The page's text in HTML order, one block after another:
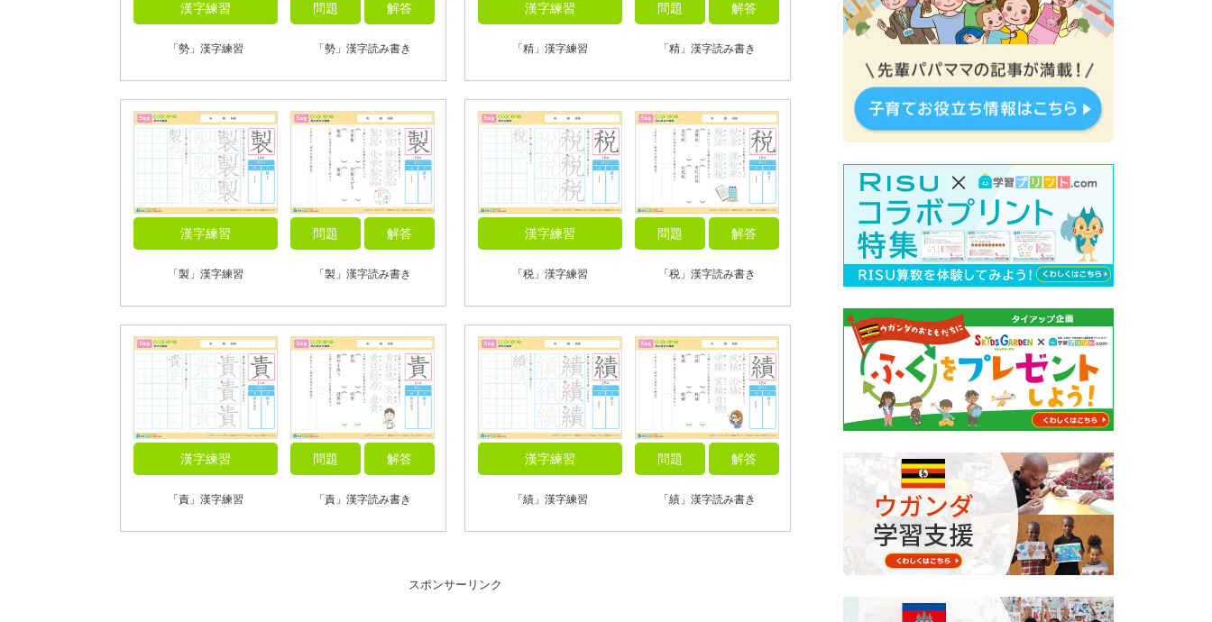
漢字練習
「勢」漢字練習
問題 解答
「勢」漢字読み書き
漢字練習
「精」漢字練習
問題 解答
「精」漢字読み書き
漢字練習
「製」漢字練習
問題 解答
「製」漢字読み書き
漢字練習
「税」漢字練習
問題 解答
「税」漢字読み書き
漢字練習
「責」漢字練習
問題 解答
「責」漢字読み書き
漢字練習
「績」漢字練習
問題 解答
「績」漢字読み書き
スポンサーリンク